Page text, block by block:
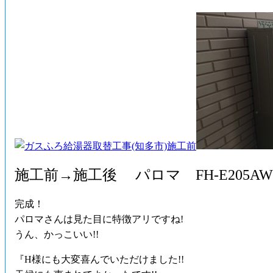
施工前→施工後 パロマ FH-
完成！
パロマさんは見た目に特徴アリですね!
うん、かっこいい!!
『H様にも大変喜んでいただけました!!